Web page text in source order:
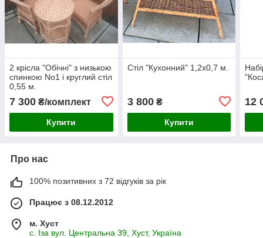
2 крісла "Обічні" з низькою
спинкою No1 і круглий стіл
0,55 м.
7 300 ₴/комплект
Купити
Стіл "Кухонний" 1,2х0,7 м.
3 800₴
Купити
12
Про нас
100% позитивних з 72 відгуків за рік
Працює з 08.12.2012
м. Хуст
с. Іза вул. Центральна 39, Хуст, Україна